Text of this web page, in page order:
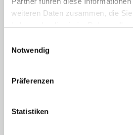
weiteren Daten zusammen, die
Notwendig
Präferenzen
Statistiken
und zwar unabhängig
gerade befinden.